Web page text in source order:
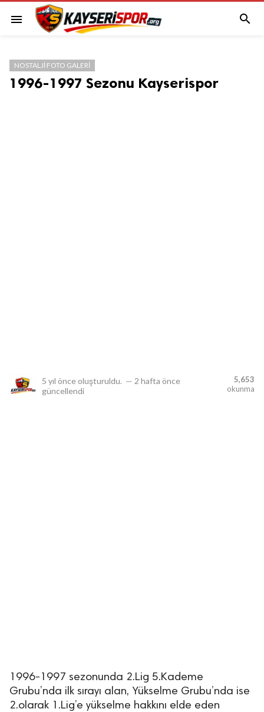
menu 
NOSTALJI FOTO GALERI
1996-1997 Sezonu Kayserispor
5 yıl önce oluşturuldu. — 2 hafta önce
güncellendi
5,653
okunma
1996-1997 sezonunda 2.Lig 5.Kademe
Grubu’nda ilk sırayı alan, Yükselme Grubu’nda ise
2.olarak 1.Lig’e yükselme hakkını elde eden